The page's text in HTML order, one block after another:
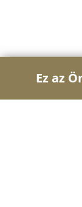
Ez az